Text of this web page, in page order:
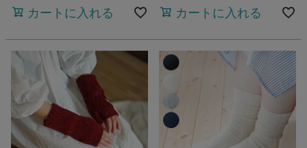
カートに入れる カートに入れる